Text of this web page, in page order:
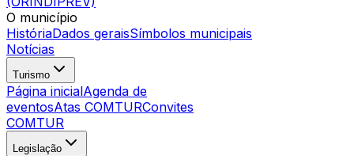
O município
HistóriaDados geraisSímbolos municipais
Notícias
Turismo
Página inicialAgenda de
eventosAtas COMTURConvites
COMTUR
Legislação